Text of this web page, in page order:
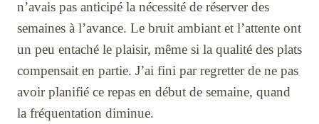
n’avais pas anticipé la nécessité de réserver des
semaines à l’avance. Le bruit ambiant et l’attente ont
un peu entaché le plaisir, même si la qualité des plats
compensait en partie. J’ai fini par regretter de ne pas
avoir planifié ce repas en début de semaine, quand
la fréquentation diminue.